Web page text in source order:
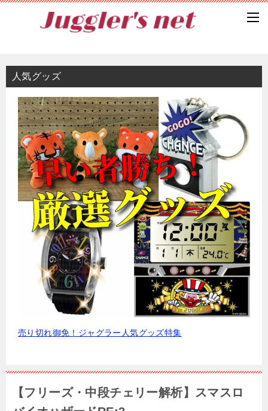
人気グッズ
売り切れ御免！ジャグラー人気グッズ特集
【フリーズ・中段チェリー解析】スマスロ